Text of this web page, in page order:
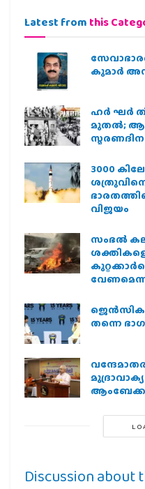
Latest from this
കുമാർ
ഹര്‍ ഘര്‍
മുതല്‍;
3000
ശത്രുവിനെ
വിജയം
സംഭൽ
ശക്തികളെ
തന്നെ
Discussion about